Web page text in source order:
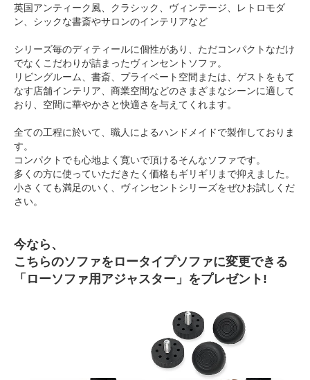
英国アンティーク風、クラシック、ヴィンテージ、レトロモダ
ン、シックな書斎やサロンのインテリアなど
シリーズ毎のディティールに個性があり、ただコンパクトなだけ
でなくこだわりが詰まったヴィンセントソファ。
リビングルーム、書斎、プライベート空間または、ゲストをもて
なす店舗インテリア、商業空間などのさまざまなシーンに適して
おり、空間に華やかさと快適さを与えてくれます。
全ての工程に於いて、職人によるハンドメイドで製作しておりま
す。
コンパクトでも心地よく寛いで頂けるそんなソファです。
多くの方に使っていただきたく価格もギリギリまで抑えました。
小さくても満足のいく、ヴィンセントシリーズをぜひお試しくだ
さい。
今なら、
こちらのソファをロータイプソファに変更できる
「ローソファ用アジャスター」をプレゼント!